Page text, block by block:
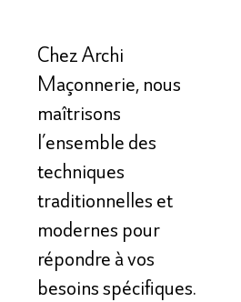
Chez Archi
Maçonnerie, nous
maîtrisons
l’ensemble des
techniques
traditionnelles et
modernes pour
répondre à vos
besoins spécifiques.